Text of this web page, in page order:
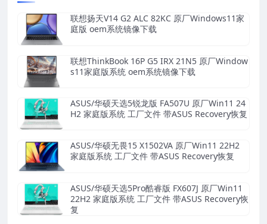
联想扬天V14 G2 ALC 82KC 原厂Windows11家
庭版 oem系统镜像下载
联想ThinkBook 16P G5 IRX 21N5 原厂Window
s11家庭版系统 oem系统镜像下载
ASUS/华硕天选5锐龙版 FA507U 原厂Win11 24
H2 家庭版系统 工厂文件 带ASUS Recovery恢复
ASUS/华硕无畏15 X1502VA 原厂Win11 22H2
家庭版系统 工厂文件 带ASUS Recovery恢复
ASUS/华硕天选5Pro酷睿版 FX607J 原厂Win11
22H2 家庭版系统 工厂文件 带ASUS Recovery恢
复